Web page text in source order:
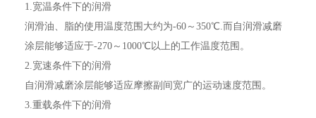
1.宽温条件下的润滑
润滑油、脂的使用温度范围大约为-60～350℃.而自润滑减磨
涂层能够适应于-270～1000℃以上的工作温度范围。
2.宽速条件下的润滑
自润滑减磨涂层能够适应摩擦副间宽广的运动速度范围。
3.重载条件下的润滑